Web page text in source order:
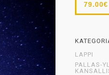
LAPPI
PALLAS-